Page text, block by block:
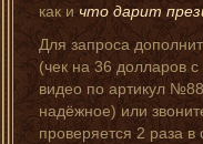
как ичто дарит
Для запроса
(чек на 36 долларов
видео по артикул
надёжное) или
проверяется 2 раза